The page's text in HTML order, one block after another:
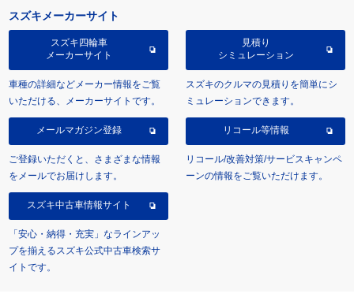
スズキメーカーサイト
スズキ四輪車
メーカーサイト
車種の詳細などメーカー情報をご覧
いただける、メーカーサイトです。
見積り
シミュレーション
スズキのクルマの見積りを簡単にシ
ミュレーションできます。
メールマガジン登録
ご登録いただくと、さまざまな情報
をメールでお届けします。
リコール等情報
リコール/改善対策/サービスキャンペ
ーンの情報をご覧いただけます。
スズキ中古車情報サイト
「安心・納得・充実」なラインアッ
プを揃えるスズキ公式中古車検索サ
イトです。